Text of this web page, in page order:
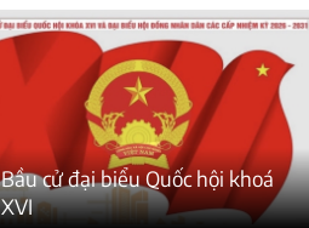
Bầu cử đại biểu Quốc hội khoá
XVI